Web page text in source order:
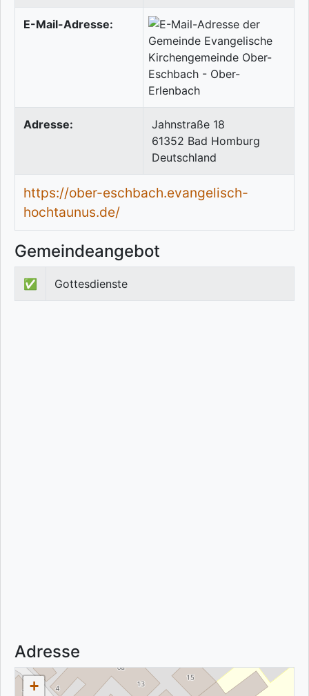
E-Mail-Adresse:
Adresse:
Jahnstraße 18
61352 Bad Homburg
Deutschland
https://ober-eschbach.evangelisch-
hochtaunus.de/
Gemeindeangebot
✅ Gottesdienste
Adresse
+